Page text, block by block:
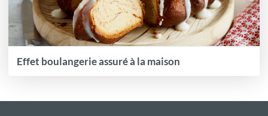
Effet boulangerie assuré à la maison